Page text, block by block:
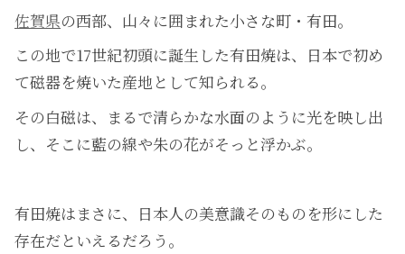
佐賀県の西部、山々に囲まれた小さな町・有田。
この地で17世紀初頭に誕生した有田焼は、日本で初め
て磁器を焼いた産地として知られる。
その白磁は、まるで清らかな水面のように光を映し出
し、そこに藍の線や朱の花がそっと浮かぶ。
有田焼はまさに、日本人の美意識そのものを形にした
存在だといえるだろう。